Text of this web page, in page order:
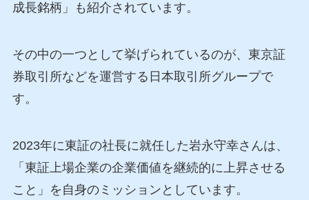
成長銘柄」も紹介されています。
その中の一つとして挙げられているのが、東京証
券取引所などを運営する日本取引所グループで
す。
2023年に東証の社長に就任した岩永守幸さんは、
「東証上場企業の企業価値を継続的に上昇させる
こと」を自身のミッションとしています。